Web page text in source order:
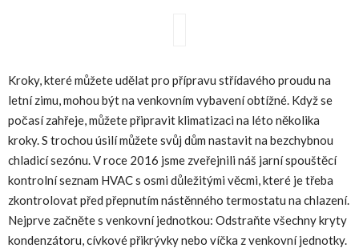
Kroky, které můžete udělat pro přípravu střídavého proudu na
letní zimu, mohou být na venkovním vybavení obtížné. Když se
počasí zahřeje, můžete připravit klimatizaci na léto několika
kroky. S trochou úsilí můžete svůj dům nastavit na bezchybnou
chladicí sezónu. V roce 2016 jsme zveřejnili náš jarní spouštěcí
kontrolní seznam HVAC s osmi důležitými věcmi, které je třeba
zkontrolovat před přepnutím nástěnného termostatu na chlazení.
Nejprve začněte s venkovní jednotkou: Odstraňte všechny kryty
kondenzátoru, cívkové přikrývky nebo víčka z venkovní jednotky.